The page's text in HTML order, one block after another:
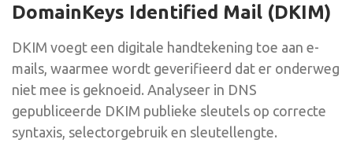
DomainKeys Identified Mail (DKIM)
DKIM voegt een digitale handtekening toe aan e-
mails, waarmee wordt geverifieerd dat er onderweg
niet mee is geknoeid. Analyseer in DNS
gepubliceerde DKIM publieke sleutels op correcte
syntaxis, selectorgebruik en sleutellengte.